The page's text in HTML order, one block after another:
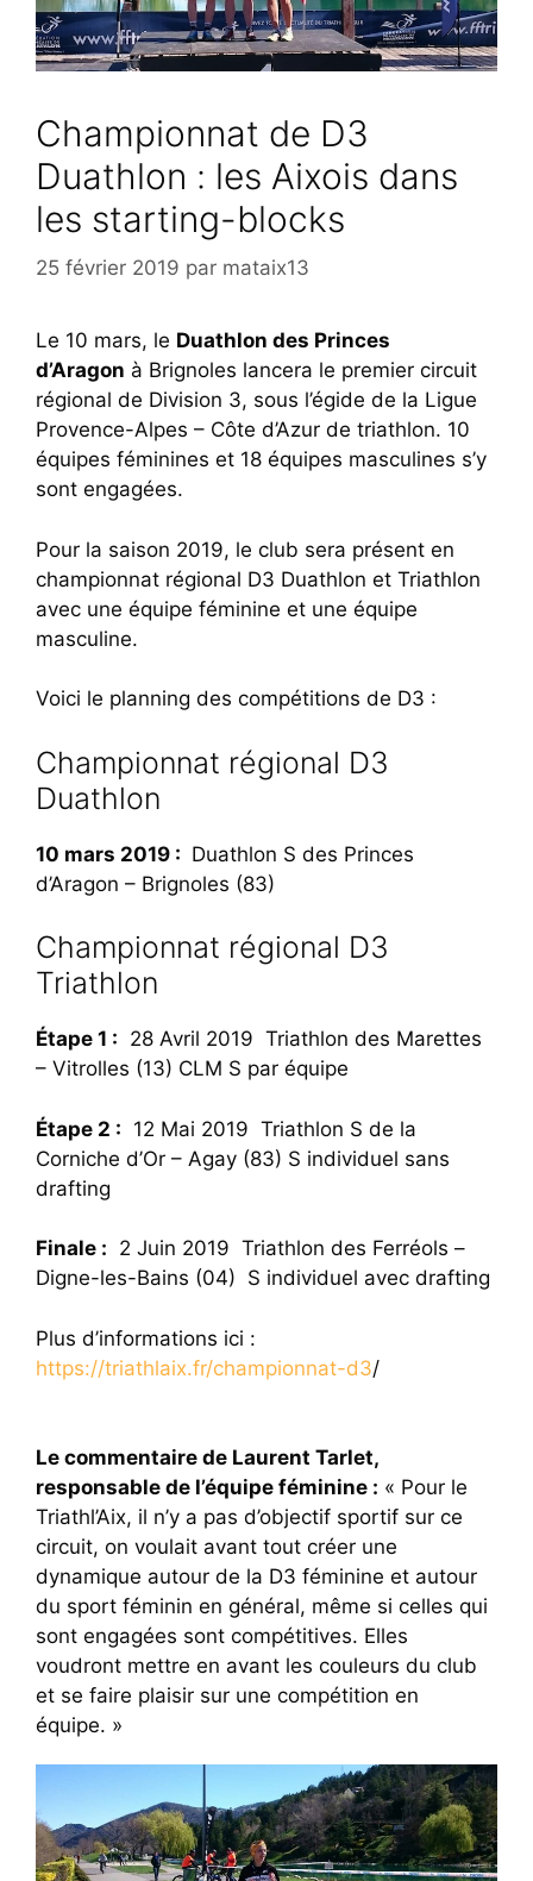
Championnat de D3
Duathlon : les Aixois dans
les starting-blocks
25 février 2019 par mataix13
Le 10 mars, le Duathlon des Princes
d’Aragon à Brignoles lancera le premier circuit
régional de Division 3, sous l’égide de la Ligue
Provence-Alpes – Côte d’Azur de triathlon. 10
équipes féminines et 18 équipes masculines s’y
sont engagées.
Pour la saison 2019, le club sera présent en
championnat régional D3 Duathlon et Triathlon
avec une équipe féminine et une équipe
masculine.
Voici le planning des compétitions de D3 :
Championnat régional D3
Duathlon
10 mars 2019 : Duathlon S des Princes
d’Aragon – Brignoles (83)
Championnat régional D3
Triathlon
Étape 1 : 28 Avril 2019 Triathlon des Marettes
– Vitrolles (13) CLM S par équipe
Étape 2 : 12 Mai 2019 Triathlon S de la
Corniche d’Or – Agay (83) S individuel sans
drafting
Finale : 2 Juin 2019 Triathlon des Ferréols –
Digne-les-Bains (04) S individuel avec drafting
Plus d’informations ici :
https://triathlaix.fr/championnat-d3/
Le commentaire de Laurent Tarlet,
responsable de l’équipe féminine : « Pour le
Triathl’Aix, il n’y a pas d’objectif sportif sur ce
circuit, on voulait avant tout créer une
dynamique autour de la D3 féminine et autour
du sport féminin en général, même si celles qui
sont engagées sont compétitives. Elles
voudront mettre en avant les couleurs du club
et se faire plaisir sur une compétition en
équipe. »